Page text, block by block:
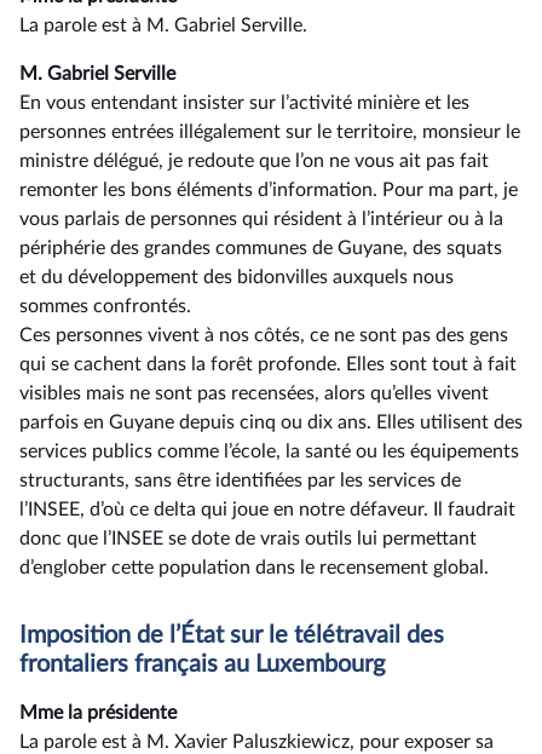
La parole est à M. Gabriel Serville.
M. Gabriel Serville
En vous entendant insister sur l’activité minière et les
personnes entrées illégalement sur le territoire, monsieur le
ministre délégué, je redoute que l’on ne vous ait pas fait
remonter les bons éléments d’information. Pour ma part, je
vous parlais de personnes qui résident à l’intérieur ou à la
périphérie des grandes communes de Guyane, des squats
et du développement des bidonvilles auxquels nous
sommes confrontés.
Ces personnes vivent à nos côtés, ce ne sont pas des gens
qui se cachent dans la forêt profonde. Elles sont tout à fait
visibles mais ne sont pas recensées, alors qu’elles vivent
parfois en Guyane depuis cinq ou dix ans. Elles utilisent des
services publics comme l’école, la santé ou les équipements
structurants, sans être identifiées par les services de
l’INSEE, d’où ce delta qui joue en notre défaveur. Il faudrait
donc que l’INSEE se dote de vrais outils lui permettant
d’englober cette population dans le recensement global.
Imposition de l’État sur le télétravail des
frontaliers français au Luxembourg
Mme la présidente
La parole est à M. Xavier Paluszkiewicz, pour exposer sa